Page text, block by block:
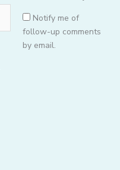
Notify me of
follow-up comments
by email.